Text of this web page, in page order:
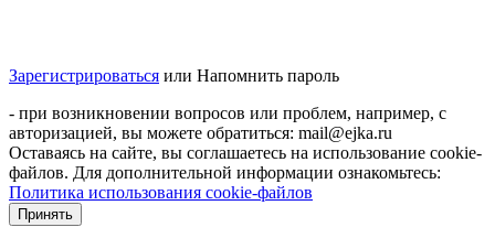
Зарегистрироваться или Напомнить пароль
- при возникновении вопросов или проблем, например, с
авторизацией, вы можете обратиться: mail@ejka.ru
Оставаясь на сайте, вы соглашаетесь на использование cookie-
файлов. Для дополнительной информации ознакомьтесь:
Политика использования cookie-файлов
Принять